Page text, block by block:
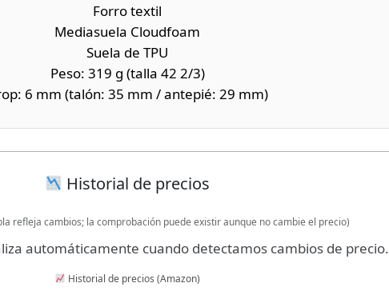
Forro textil
Mediasuela Cloudfoam
Suela de TPU
Peso: 319 g (talla 42 2/3)
6 mm (talón: 35 mm / antepié: 29 mm)
Historial de precios
refleja cambios; la comprobación puede existir aunque no cambie el precio)
automáticamente cuando detectamos cambios de precio.
Historial de precios (Amazon)